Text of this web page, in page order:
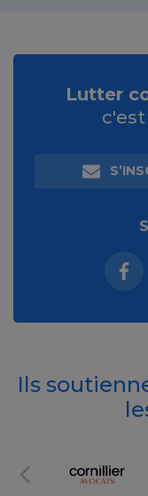
Lutter
Ils